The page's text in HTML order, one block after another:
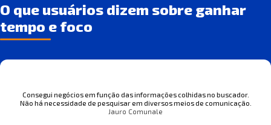
O que usuários dizem sobre ganhar
tempo e foco
Consegui negócios em função das informações colhidas no buscador.
Não há necessidade de pesquisar em diversos meios de comunicação.
Jauro Comunale